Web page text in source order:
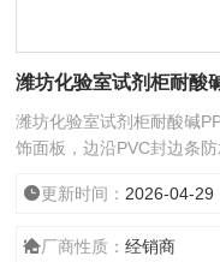
潍坊化验室试剂柜耐酸
潍坊化验室试剂柜耐酸碱
饰面板，边沿PVC封边条
铰链110度、175度普通或
一字拉手，地脚12mm大
更新时间： 2026-04-29
厂商性质：经销商